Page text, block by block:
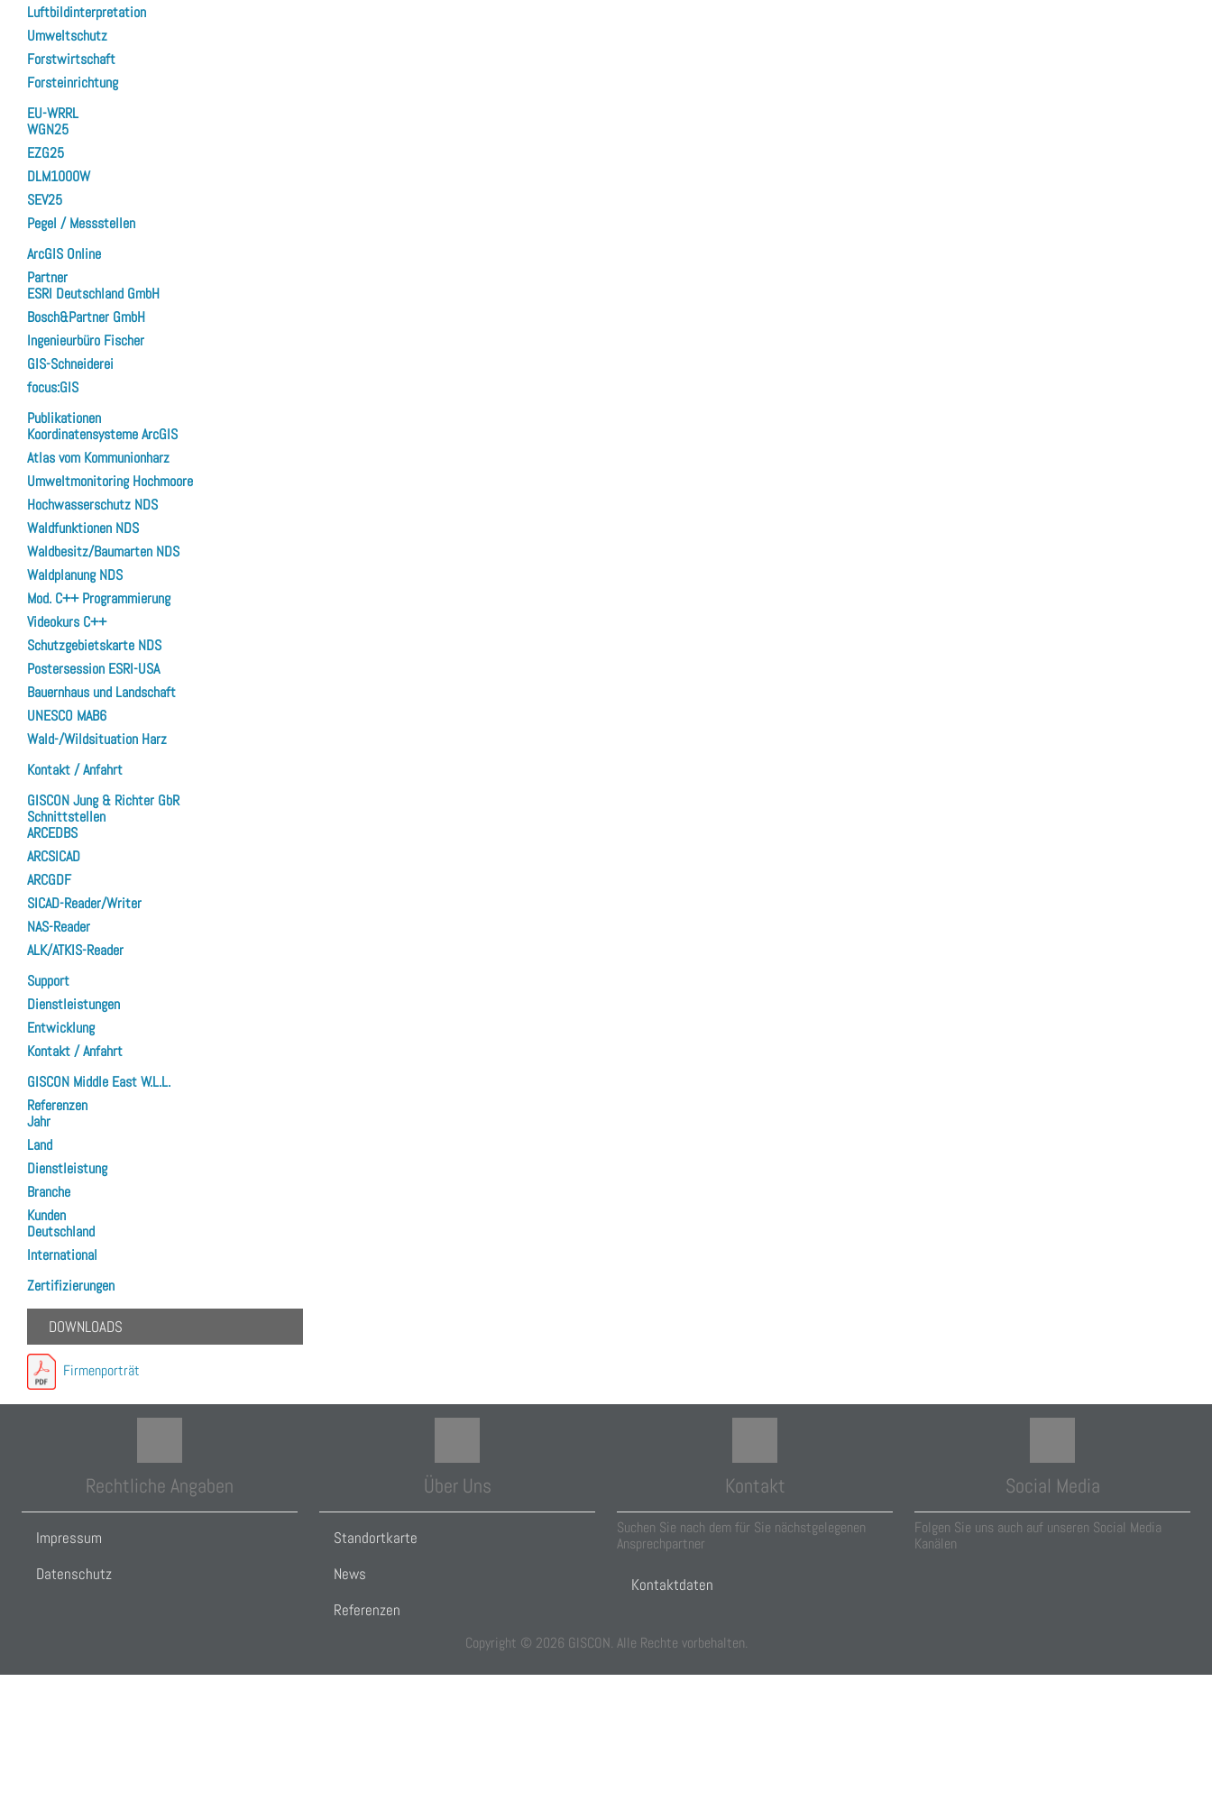
Luftbildinterpretation
Umweltschutz
Forstwirtschaft
Forsteinrichtung
EU-WRRL
WGN25
EZG25
DLM1000W
SEV25
Pegel / Messstellen
ArcGIS Online
Partner
ESRI Deutschland GmbH
Bosch&Partner GmbH
Ingenieurbüro Fischer
GIS-Schneiderei
focus:GIS
Publikationen
Koordinatensysteme ArcGIS
Atlas vom Kommunionharz
Umweltmonitoring Hochmoore
Hochwasserschutz NDS
Waldfunktionen NDS
Waldbesitz/Baumarten NDS
Waldplanung NDS
Mod. C++ Programmierung
Videokurs C++
Schutzgebietskarte NDS
Postersession ESRI-USA
Bauernhaus und Landschaft
UNESCO MAB6
Wald-/Wildsituation Harz
Kontakt / Anfahrt
GISCON Jung & Richter GbR
Schnittstellen
ARCEDBS
ARCSICAD
ARCGDF
SICAD-Reader/Writer
NAS-Reader
ALK/ATKIS-Reader
Support
Dienstleistungen
Entwicklung
Kontakt / Anfahrt
GISCON Middle East W.L.L.
Referenzen
Jahr
Land
Dienstleistung
Branche
Kunden
Deutschland
International
Zertifizierungen
DOWNLOADS
Firmenporträt
Rechtliche Angaben
Impressum
Datenschutz
Über Uns
Standortkarte
News
Referenzen
Kontakt
Suchen Sie nach dem für Sie nächstgelegenen
Ansprechpartner
Kontaktdaten
Social Media
Folgen Sie uns auch auf unseren Social Media
Kanälen
Copyright © 2026 GISCON. Alle Rechte vorbehalten.